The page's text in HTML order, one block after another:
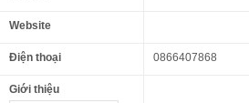
Website
Điện thoại 0866407868
Giới thiệu